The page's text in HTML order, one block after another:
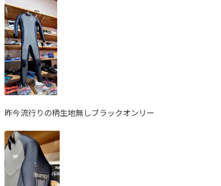
昨今流行りの柄生地無しブラックオンリー